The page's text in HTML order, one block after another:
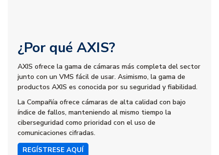
¿Por qué AXIS?
AXIS ofrece la gama de cámaras más completa del sector
junto con un VMS fácil de usar. Asimismo, la gama de
productos AXIS es conocida por su seguridad y fiabilidad.
La Compañía ofrece cámaras de alta calidad con bajo
índice de fallos, manteniendo al mismo tiempo la
ciberseguridad como prioridad con el uso de
comunicaciones cifradas.
REGÍSTRESE AQUÍ